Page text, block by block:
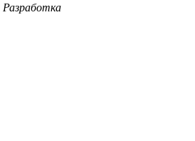
Разработка